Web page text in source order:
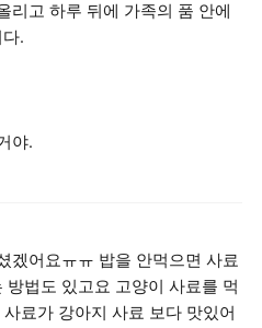
리고 하루 뒤에 가족의 품 안에
.
야.
겠어요ㅠㅠ 밥을 안먹으면 사료
방법도 있고요 고양이 사료를 먹
료가 강아지 사료 보다 맛있어